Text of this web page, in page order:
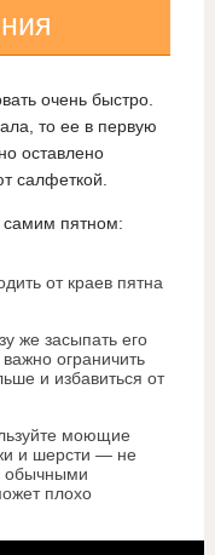
очень быстро.
то ее в первую
оставлено
салфеткой.
самим пятном:
от краев пятна
же засыпать его
ограничить
и избавиться от
моющие
и шерсти — не
обычными
плохо